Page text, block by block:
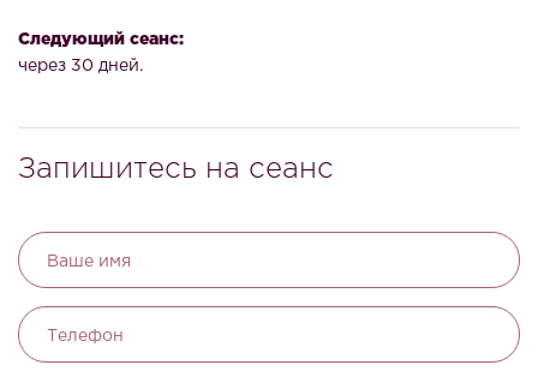
Следующий сеанс:
через 30 дней.
Запишитесь на сеанс
Ваше имя
Телефон